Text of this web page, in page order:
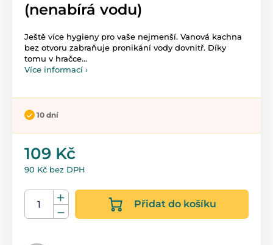
(nenabírá vodu)
Ještě více hygieny pro vaše nejmenší. Vanová kachna
bez otvoru zabraňuje pronikání vody dovnitř. Díky
tomu v hračce...
Více informací ›
10 dní
109 Kč
90 Kč bez DPH
Přidat do košíku